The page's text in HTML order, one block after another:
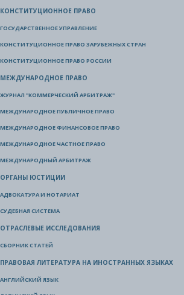
КОНСТИТУЦИОННОЕ ПРАВО
ГОСУДАРСТВЕННОЕ УПРАВЛЕНИЕ
КОНСТИТУЦИОННОЕ ПРАВО ЗАРУБЕЖНЫХ СТРАН
КОНСТИТУЦИОННОЕ ПРАВО РОССИИ
МЕЖДУНАРОДНОЕ ПРАВО
ЖУРНАЛ "КОММЕРЧЕСКИЙ АРБИТРАЖ"
МЕЖДУНАРОДНОЕ ПУБЛИЧНОЕ ПРАВО
МЕЖДУНАРОДНОЕ ФИНАНСОВОЕ ПРАВО
МЕЖДУНАРОДНОЕ ЧАСТНОЕ ПРАВО
МЕЖДУНАРОДНЫЙ АРБИТРАЖ
ОРГАНЫ ЮСТИЦИИ
АДВОКАТУРА И НОТАРИАТ
СУДЕБНАЯ СИСТЕМА
ОТРАСЛЕВЫЕ ИССЛЕДОВАНИЯ
СБОРНИК СТАТЕЙ
ПРАВОВАЯ ЛИТЕРАТУРА НА ИНОСТРАННЫХ ЯЗЫКАХ
АНГЛИЙСКИЙ ЯЗЫК